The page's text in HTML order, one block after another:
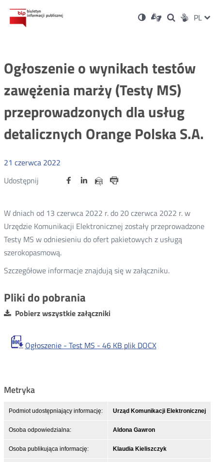
Ustawienia
Wersja
kontrastowa
Dla
niesłyszących
OtwórzOtwórz
w
Otwórz
w
Social PL
Ogłoszenie o wynikach testów
zawężenia marży (Testy MS)
przeprowadzonych dla usług
detalicznych Orange Polska S.A.
21 czerwca 2022
Udostępnij
Udostępnij
Otwórz Udostępnij
na
OtwórzUdostępnij
na
OtwórzUdostępnij
przez
W dniach od 13 czerwca 2022 r. do 20 czerwca 2022 r. w
Urzędzie Komunikacji Elektronicznej zostały przeprowadzone
Testy MS w odniesieniu do ofert pakietowych z usługą
szerokopasmową.
Szczegółowe informacje znajdują się w załączniku.
Pliki do pobrania
Pobierz wszystkie załączniki
Ogłoszenie - Test MS - 46 KB plik DOCX
Metryka
Podmiot udostępniający informację: Urząd Komunikacji Elektronicznej
Osoba odpowiedzialna: Aldona Gawron
Osoba publikująca informację: Klaudia Kieliszczyk